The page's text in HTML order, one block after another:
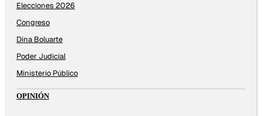
Elecciones 2026
Congreso
Dina Boluarte
Poder Judicial
Ministerio Público
OPINIÓN